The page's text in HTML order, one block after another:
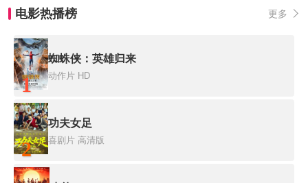
电影热播榜 更多
1
蜘蛛侠：英雄归来
动作片 HD
2
功夫女足
喜剧片 高清版